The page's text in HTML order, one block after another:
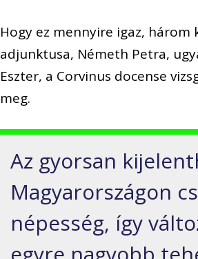
Hogy ez mennyire igaz, három
adjunktusa, Németh Petra,
Eszter, a Corvinus docense
meg.
Az gyorsan
Magyarországon cs
népesség, így vá